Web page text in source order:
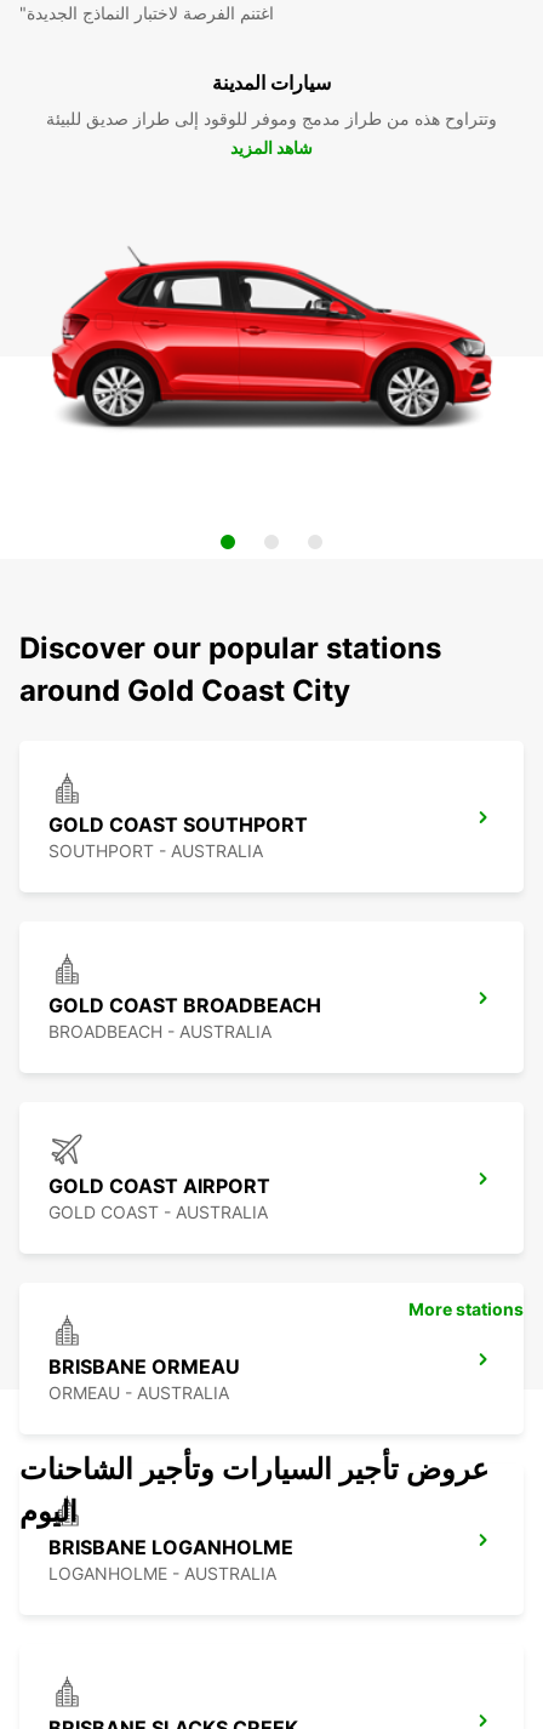
"اغتنم الفرصة لاختبار النماذج الجديدة
سيارات المدينة
وتتراوح هذه من طراز مدمج وموفر للوقود إلى طراز صديق للبيئة
شاهد المزيد
Discover our popular stations
around Gold Coast City
GOLD COAST SOUTHPORT
SOUTHPORT - AUSTRALIA
GOLD COAST BROADBEACH
BROADBEACH - AUSTRALIA
GOLD COAST AIRPORT
GOLD COAST - AUSTRALIA
BRISBANE ORMEAU
ORMEAU - AUSTRALIA
BRISBANE LOGANHOLME
LOGANHOLME - AUSTRALIA
More stations
عروض تأجير السيارات وتأجير الشاحنات
اليوم